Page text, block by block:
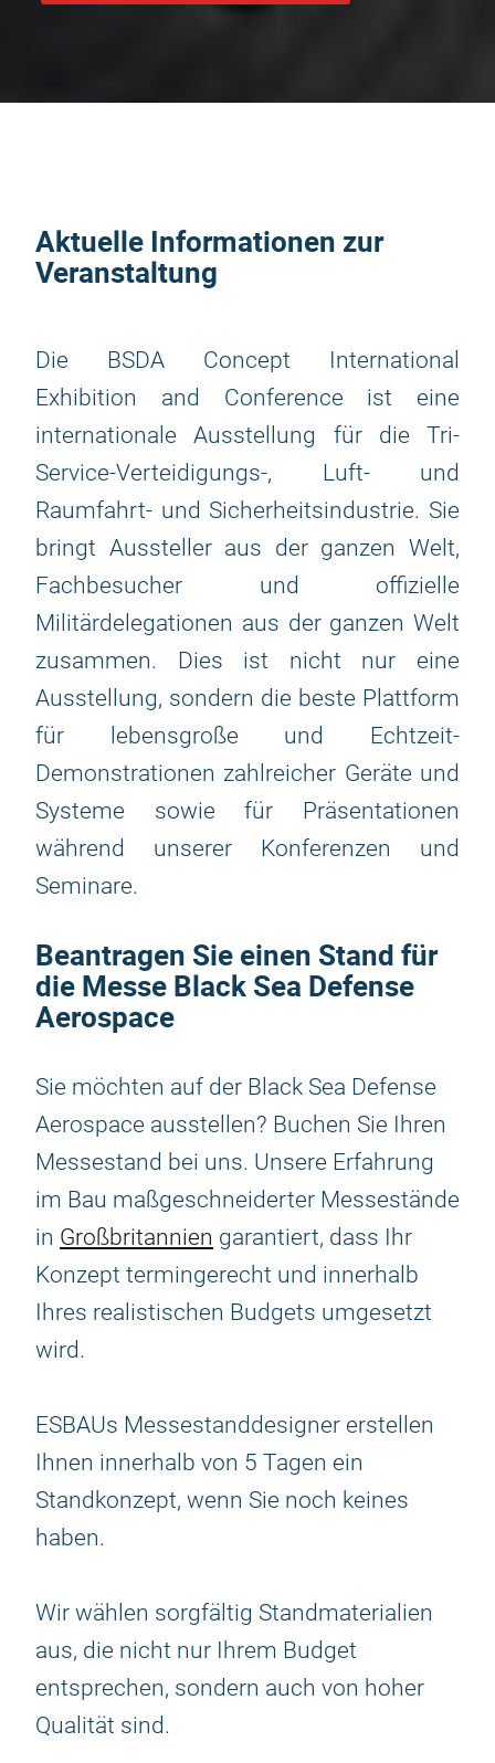
Aktuelle Informationen zur
Veranstaltung
Die BSDA Concept International
Exhibition and Conference ist eine
internationale Ausstellung für die Tri-
Service-Verteidigungs-, Luft- und
Raumfahrt- und Sicherheitsindustrie. Sie
bringt Aussteller aus der ganzen Welt,
Fachbesucher und offizielle
Militärdelegationen aus der ganzen Welt
zusammen. Dies ist nicht nur eine
Ausstellung, sondern die beste Plattform
für lebensgroße und Echtzeit-
Demonstrationen zahlreicher Geräte und
Systeme sowie für Präsentationen
während unserer Konferenzen und
Seminare.
Beantragen Sie einen Stand für
die Messe Black Sea Defense
Aerospace
Sie möchten auf der Black Sea Defense
Aerospace ausstellen? Buchen Sie Ihren
Messestand bei uns. Unsere Erfahrung
im Bau maßgeschneiderter Messestände
in Großbritannien garantiert, dass Ihr
Konzept termingerecht und innerhalb
Ihres realistischen Budgets umgesetzt
wird.
ESBAUs Messestanddesigner erstellen
Ihnen innerhalb von 5 Tagen ein
Standkonzept, wenn Sie noch keines
haben.
Wir wählen sorgfältig Standmaterialien
aus, die nicht nur Ihrem Budget
entsprechen, sondern auch von hoher
Qualität sind.